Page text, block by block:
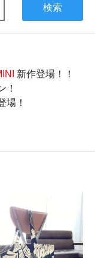
検索
新作登場！！
！
場！
実施中